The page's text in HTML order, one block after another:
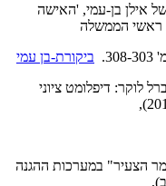
אילן בן-עמי, 'האישה
ראשי הממשלה
ביקורת-בן עמי
לוקר: דיפלומט ציוני
הצעיר" במערכות ההגנה